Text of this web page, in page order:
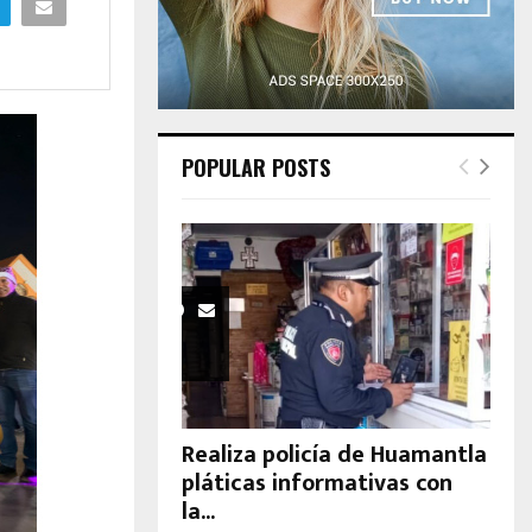
POPULAR POSTS
Realiza policía de Huamantla
pláticas informativas con
la...